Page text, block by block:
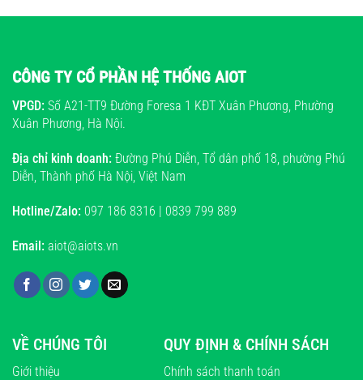
CÔNG TY CỔ PHẦN HỆ THỐNG AIOT
VPGD: Số A21-TT9 Đường Foresa 1 KĐT Xuân Phương, Phường
Xuân Phương, Hà Nội.
Địa chỉ kinh doanh: Đường Phú Diễn, Tổ dân phố 18, phường Phú
Diễn, Thành phố Hà Nội, Việt Nam
Hotline/Zalo: 097 186 8316 | 0839 799 889
Email: aiot@aiots.vn
VỀ CHÚNG TÔI
Giới thiệu
QUY ĐỊNH & CHÍNH SÁCH
Chính sách thanh toán